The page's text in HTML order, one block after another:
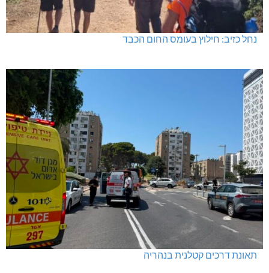
נחל כזיב: חילוץ בעומס החום הכבד
תאונת דרכים קטלנית בנהריה